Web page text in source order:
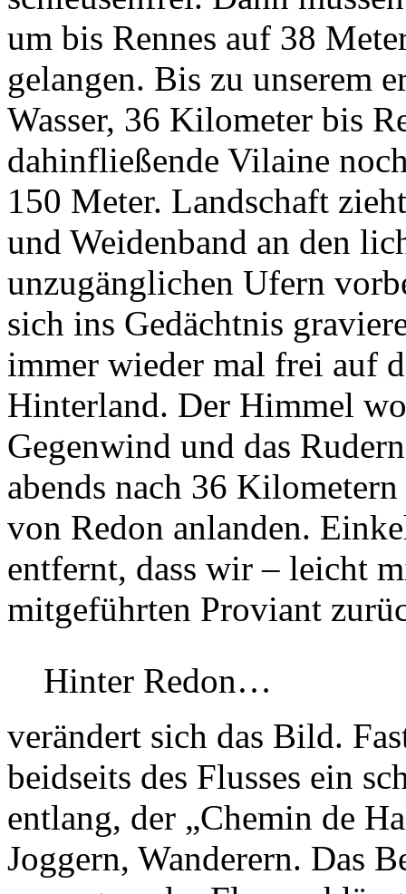
um bis Rennes auf 38
gelangen. Bis zu unserem
Wasser, 36 Kilometer bis
dahinfließende Vilaine
150 Meter. Landschaft
und Weidenband an den
unzugänglichen Ufern
sich ins Gedächtnis
immer wieder mal frei auf
Hinterland. Der Himmel
Gegenwind und das
abends nach 36
von Redon anlanden.
entfernt, dass wir – leicht
mitgeführten Proviant
Hinter Redon…
verändert sich das Bild.
beidseits des Flusses ein
entlang, der „Chemin de
Joggern, Wanderern. Das